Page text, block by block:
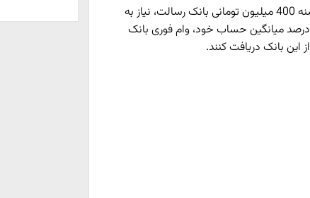
به گزارش تجارت نیوز، متقاضیان برای دریافت وام قرض الحسنه 400 میلیون تومانی بانک رسالت، نیاز به
میانگین حساب سه تا 6 ماهه دارند تا بتوانند حداکثر تا 100 درصد میانگین حساب خود، وام فوری بانک